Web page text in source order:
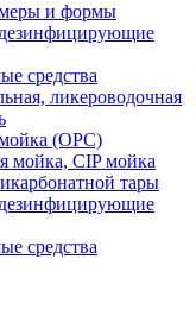
и формы
средства
ликероводочная
(ОРС)
мойка, CIP мойка
тары
средства